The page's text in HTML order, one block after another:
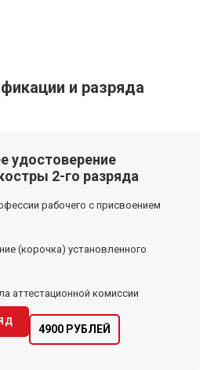
и разряда
удостоверение
2-го разряда
рабочего с присвоением
(корочка) установленного
аттестационной комиссии
4900 РУБЛЕЙ